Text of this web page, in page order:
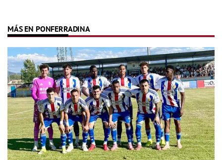
MÁS EN PONFERRADINA